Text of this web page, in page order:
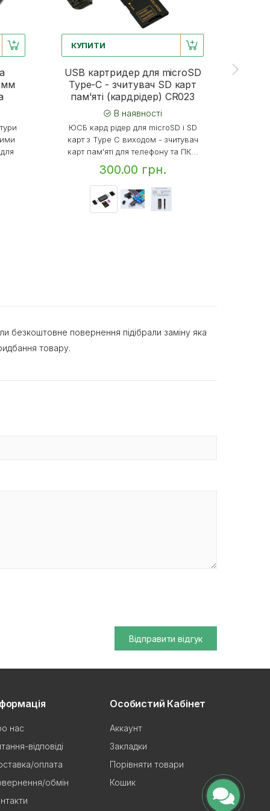
мм
КУПИТИ
USB картридер для microSD
Type-C - зчитувач SD карт
пам'яті (кардрідер) CR023
В наявності
ЮСБ кард рідер для microSD і SD
карт з Type C виходом - зчитувач
карт пам'яті для телефону та ПК...
300.00 грн.
безкоштовне повернення підібрали заміну яка
товару.
Відправити відгук
нас
відповіді
оплата
обмін
Особистий Кабінет
Аккаунт
Закладки
Порівняти товари
Кошик